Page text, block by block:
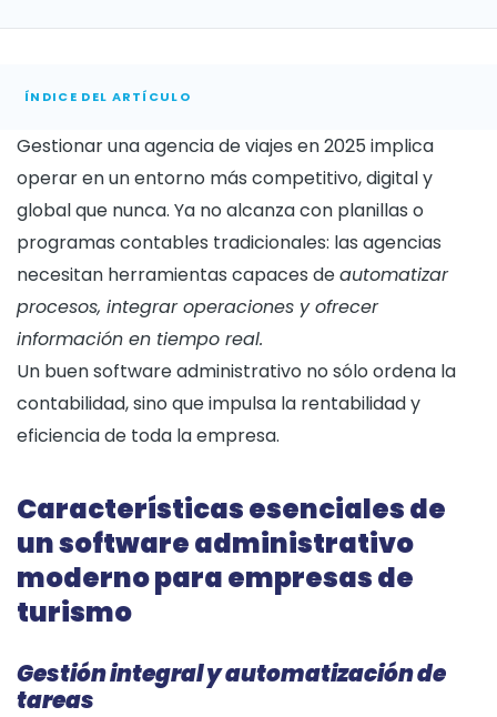
ÍNDICE DEL ARTÍCULO
Gestionar una agencia de viajes en 2025 implica
operar en un entorno más competitivo, digital y
global que nunca. Ya no alcanza con planillas o
programas contables tradicionales: las agencias
necesitan herramientas capaces deautomatizar
procesos, integrar operaciones y ofrecer
información en tiempo real.
Un buen software administrativo no sólo ordena la
contabilidad, sino que impulsa la rentabilidad y
eficiencia de toda la empresa.
Características esenciales de
un software administrativo
moderno para empresas de
turismo
Gestión integral y automatización de
tareas